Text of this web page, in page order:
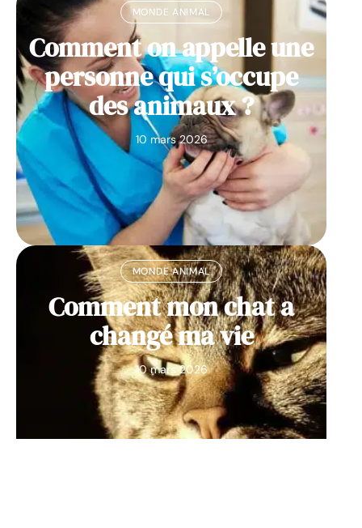
MONDE ANIMAL
Comment on appelle une
personne qui s’occupe
des animaux ?
10 mars 2026
MONDE ANIMAL
Comment mon chat a
changé ma vie
10 mars 2026